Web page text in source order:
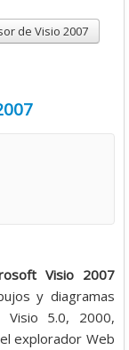
de Visio 2007
Visio 2007
y diagramas
Visio 5.0, 2000,
explorador Web